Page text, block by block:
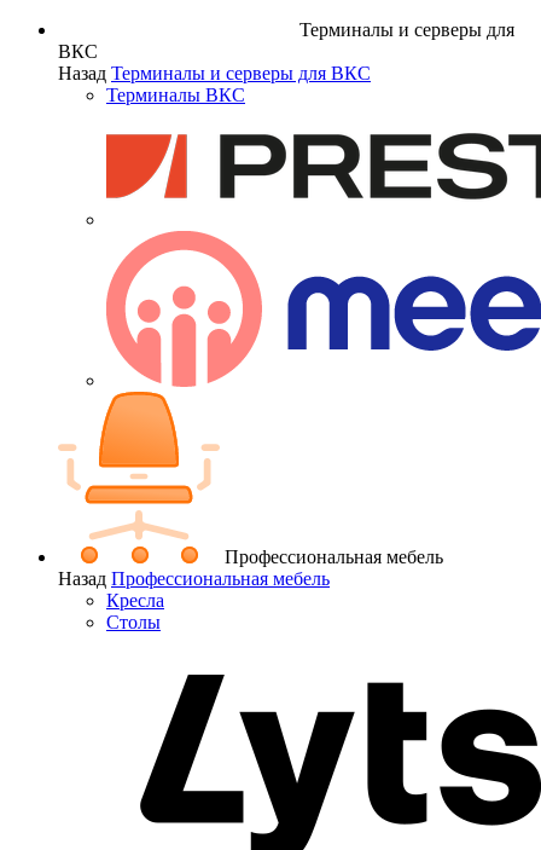
Терминалы и серверы для
ВКС
Назад Терминалы и серверы для ВКС
Терминалы ВКС
Профессиональная мебель
Назад Профессиональная мебель
Кресла
Столы